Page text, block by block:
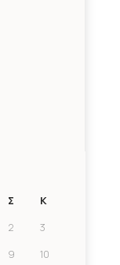
Σ
Κ
2
3
9
10